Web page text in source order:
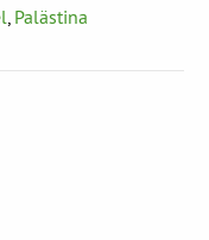
Palästina